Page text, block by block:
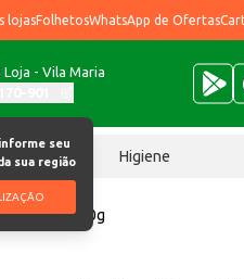
lojasFolhetosWhatsApp de Ofertas
- Vila Maria
seu
sua região
Higiene
Dianteiro 500g